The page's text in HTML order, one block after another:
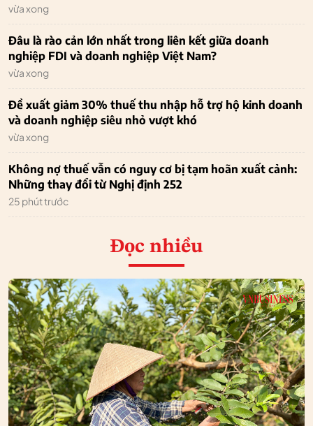
vừa xong
Đâu là rào cản lớn nhất trong liên kết giữa doanh
nghiệp FDI và doanh nghiệp Việt Nam?
vừa xong
Đề xuất giảm 30% thuế thu nhập hỗ trợ hộ kinh doanh
và doanh nghiệp siêu nhỏ vượt khó
vừa xong
Không nợ thuế vẫn có nguy cơ bị tạm hoãn xuất cảnh:
Những thay đổi từ Nghị định 252
25 phút trước
Đọc nhiều